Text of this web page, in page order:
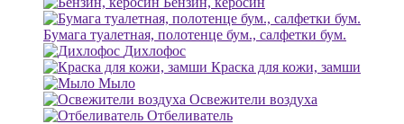
Бумага туалетная, полотенце бум., салфетки бум.
Дихлофос
Краска для кожи, замши
Мыло
Освежители воздуха
Отбеливатель